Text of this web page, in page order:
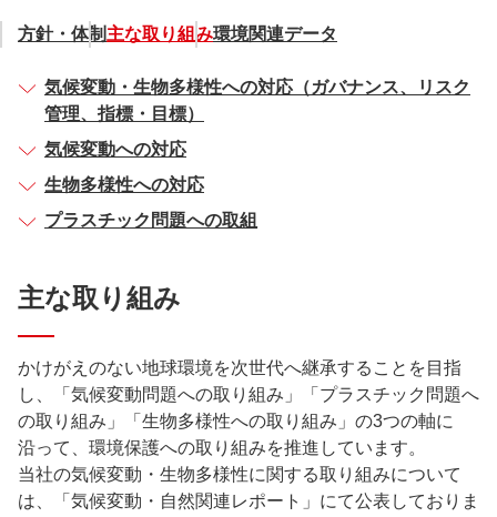
方針・体制 主な取り組み環境関連データ
気候変動・生物多様性への対応（ガバナンス、リスク
管理、指標・目標）
気候変動への対応
生物多様性への対応
プラスチック問題への取組
主な取り組み
かけがえのない地球環境を次世代へ継承することを目指
し、「気候変動問題への取り組み」「プラスチック問題へ
の取り組み」「生物多様性への取り組み」の3つの軸に
沿って、環境保護への取り組みを推進しています。
当社の気候変動・生物多様性に関する取り組みについて
は、「気候変動・自然関連レポート」にて公表しておりま